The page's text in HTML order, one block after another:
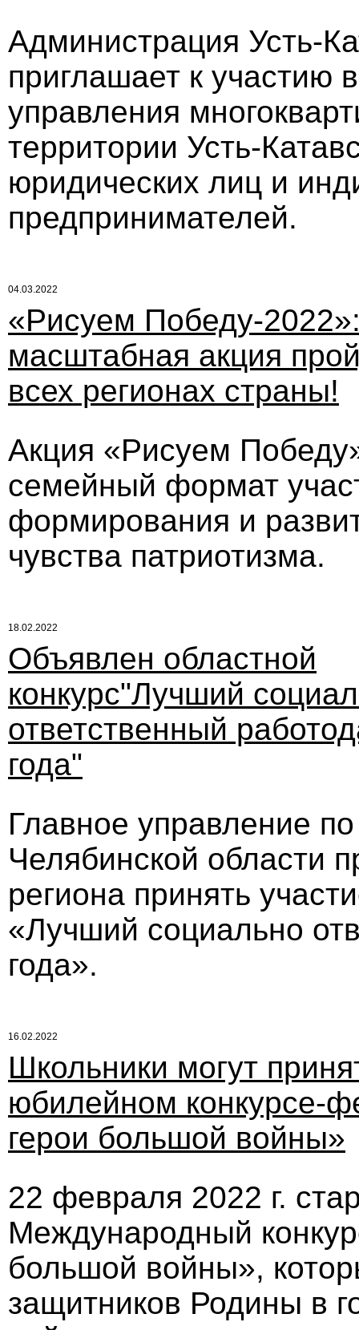
Администрация Усть-
приглашает к участию
управления
территории Усть-
юридических лиц и
предпринимателей.
04.03.2022
«Рисуем Победу-
масштабная акция
всех регионах страны!
Акция «Рисуем
семейный формат
формирования и
чувства патриотизма.
18.02.2022
Объявлен областной
конкурс"Лучший
ответственный
года"
Главное управление
Челябинской области
региона принять
«Лучший социально
года».
16.02.2022
Школьники могут
юбилейном конкурсе-
герои большой войны»
22 февраля 2022 г.
Международный
большой войны»,
защитников Родины в